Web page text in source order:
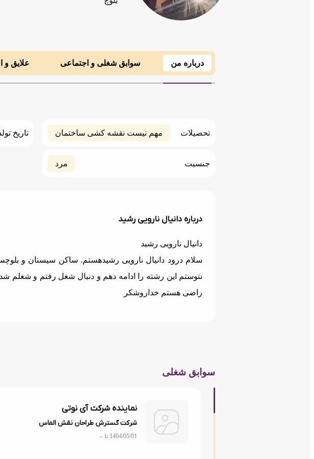
درباره من سوابق شغلی و اجتماعی علایق و
تحصیلات مهم نیست نقشه کشی ساختمان تاریخ
جنسیت مرد
درباره دانیال نارویی رشید
دانیال نارویی رشید
نتوستم این رشته را ادامه دهم و دنبال شغل رفتم و شغلم
راضی هستم خداروشکر
سوابق شغلی
نماینده شرکت آی نوتی
شرکت گسترش طراحان نقش الماس
1404/05/01 تا --